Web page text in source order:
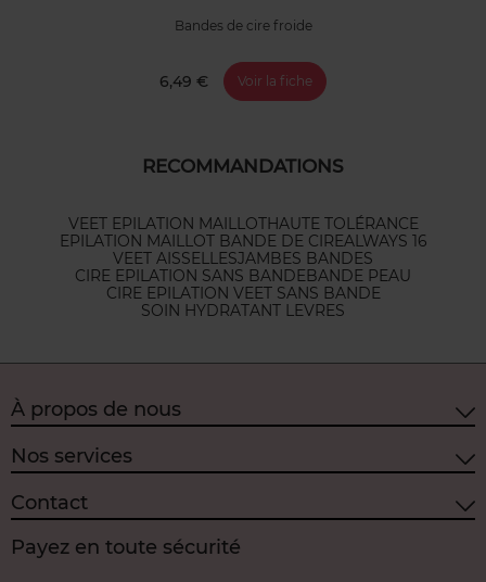
Bandes de cire froide
6,49 € Voir la fiche
RECOMMANDATIONS
VEET EPILATION MAILLOTHAUTE TOLÉRANCE
EPILATION MAILLOT BANDE DE CIREALWAYS 16
VEET AISSELLESJAMBES BANDES
CIRE EPILATION SANS BANDEBANDE PEAU
CIRE EPILATION VEET SANS BANDE
SOIN HYDRATANT LEVRES
À propos de nous
Nos services
Contact
Payez en toute sécurité